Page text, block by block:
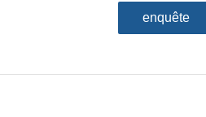
enquête